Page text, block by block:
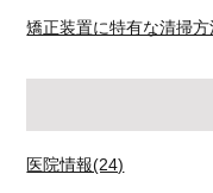
矯正装置に特有な清掃
医院情報(24)